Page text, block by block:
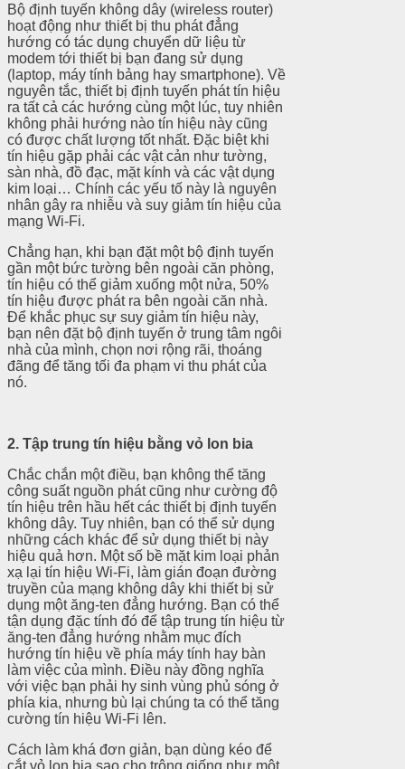
Bộ định tuyến không dây (wireless router)
hoạt động như thiết bị thu phát đẳng
hướng có tác dụng chuyển dữ liệu từ
modem tới thiết bị bạn đang sử dụng
(laptop, máy tính bảng hay smartphone). Về
nguyên tắc, thiết bị định tuyến phát tín hiệu
ra tất cả các hướng cùng một lúc, tuy nhiên
không phải hướng nào tín hiệu này cũng
có được chất lượng tốt nhất. Đặc biệt khi
tín hiệu gặp phải các vật cản như tường,
sàn nhà, đồ đạc, mặt kính và các vật dụng
kim loại… Chính các yếu tố này là nguyên
nhân gây ra nhiễu và suy giảm tín hiệu của
mạng Wi-Fi.
Chẳng hạn, khi bạn đặt một bộ định tuyến
gần một bức tường bên ngoài căn phòng,
tín hiệu có thể giảm xuống một nửa, 50%
tín hiệu được phát ra bên ngoài căn nhà.
Để khắc phục sự suy giảm tín hiệu này,
bạn nên đặt bộ định tuyến ở trung tâm ngôi
nhà của mình, chọn nơi rộng rãi, thoáng
đãng để tăng tối đa phạm vi thu phát của
nó.
2. Tập trung tín hiệu bằng vỏ lon bia
Chắc chắn một điều, bạn không thể tăng
công suất nguồn phát cũng như cường độ
tín hiệu trên hầu hết các thiết bị định tuyến
không dây. Tuy nhiên, bạn có thể sử dụng
những cách khác để sử dụng thiết bị này
hiệu quả hơn. Một số bề mặt kim loại phản
xạ lại tín hiệu Wi-Fi, làm gián đoạn đường
truyền của mạng không dây khi thiết bị sử
dụng một ăng-ten đẳng hướng. Bạn có thể
tận dụng đặc tính đó để tập trung tín hiệu từ
ăng-ten đẳng hướng nhằm mục đích
hướng tín hiệu về phía máy tính hay bàn
làm việc của mình. Điều này đồng nghĩa
với việc bạn phải hy sinh vùng phủ sóng ở
phía kia, nhưng bù lại chúng ta có thể tăng
cường tín hiệu Wi-Fi lên.
Cách làm khá đơn giản, bạn dùng kéo để
cắt vỏ lon bia sao cho trông giống như một